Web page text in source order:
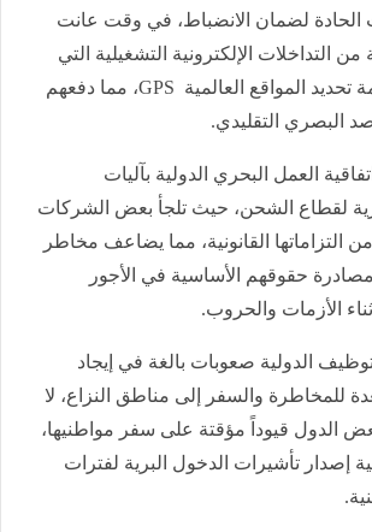
الحادة لضمان الانضباط، في وقت عانت
التداخلات الإلكترونية التشغيلية التي
المواقع العالمية GPS، مما دفعهم
البصري التقليدي.
العمل البحري الدولية بآليات
لقطاع الشحن، حيث تلجأ بعض الشركات
التزاماتها القانونية، مما يضاعف مخاطر
حقوقهم الأساسية في الأجور
الأزمات والحروب.
الدولية صعوبات بالغة في إيجاد
للمخاطرة والسفر إلى مناطق النزاع، لا
الدول قيوداً مؤقتة على سفر مواطنيها،
إصدار تأشيرات الدخول البرية لفترات
.